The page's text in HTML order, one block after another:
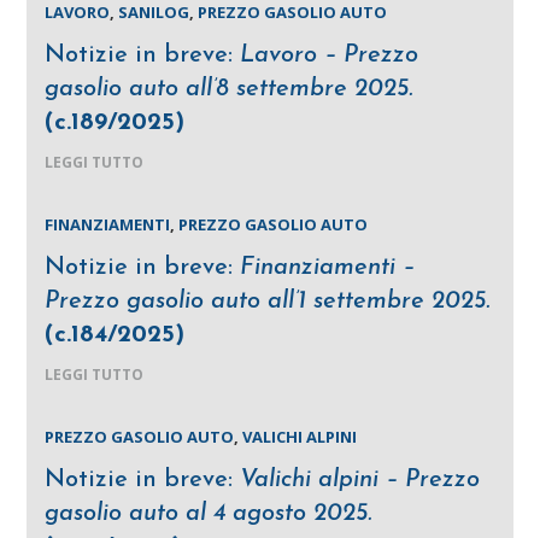
LAVORO, SANILOG, PREZZO GASOLIO AUTO
Notizie in breve: Lavoro – Prezzo
gasolio auto all’8 settembre 2025.
(c.189/2025)
LEGGI TUTTO
FINANZIAMENTI, PREZZO GASOLIO AUTO
Notizie in breve: Finanziamenti –
Prezzo gasolio auto all’1 settembre 2025.
(c.184/2025)
LEGGI TUTTO
PREZZO GASOLIO AUTO,VALICHI ALPINI
Notizie in breve: Valichi alpini – Prezzo
gasolio auto al 4 agosto 2025.